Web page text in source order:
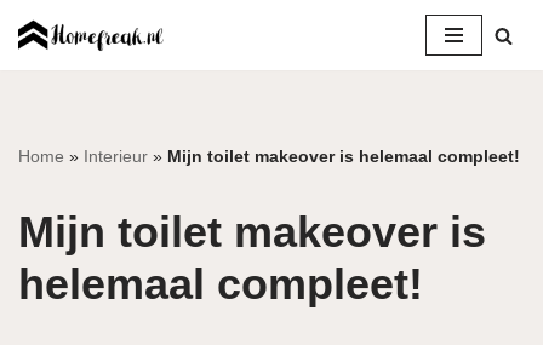
inhoud
Home » Interieur » Mijn toilet makeover is helemaal compleet!
Mijn toilet makeover is
helemaal compleet!